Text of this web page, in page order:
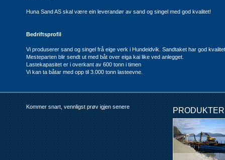
Huna Sand AS skal være ein leverandør av sand og singel med god kvalitet!
Bedriftsprofil
Vi produserer sand og singel frå eige verk i Hundeidvik. Sandtaket har god
Mesteparten blir sendt ut med båt over eiga kai like ved anlegget.
Lastekapasitet er i overkant av 600 tonn i timen
Vi kan ta båtar med opp til 3.000 tonn lasteevne.
Kommer snart, vennligst prøv igjen senere